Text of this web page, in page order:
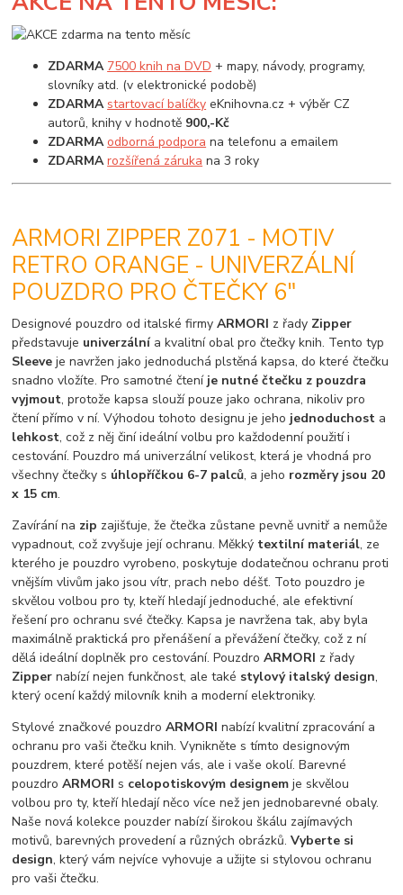
ZDARMA 7500 knih na DVD + mapy, návody, programy,
slovníky atd. (v elektronické podobě)
ZDARMA startovací balíčky eKnihovna.cz + výběr CZ
autorů, knihy v hodnotě 900,-Kč
ZDARMA odborná podpora na telefonu a emailem
ZDARMA rozšířená záruka na 3 roky
ARMORI ZIPPER Z071 - MOTIV
RETRO ORANGE - UNIVERZÁLNÍ
POUZDRO PRO ČTEČKY 6"
Designové pouzdro od italské firmyARMORI z řady Zipper
představuje univerzální a kvalitní obal pro čtečky knih. Tento typ
Sleeve je navržen jako jednoduchá plstěná kapsa, do které čtečku
snadno vložíte. Pro samotné čtení je nutné čtečku z pouzdra
vyjmout, protože kapsa slouží pouze jako ochrana, nikoliv pro
čtení přímo v ní. Výhodou tohoto designu je jeho jednoduchost a
lehkost, což z něj činí ideální volbu pro každodenní použití i
cestování. Pouzdro má univerzální velikost, která je vhodná pro
všechny čtečky s úhlopříčkou 6-7 palců, a jeho rozměry jsou 20
x 15 cm.
Zavírání na zip zajišťuje, že čtečka zůstane pevně uvnitř a nemůže
vypadnout, což zvyšuje její ochranu. Měkký textilní materiál, ze
kterého je pouzdro vyrobeno, poskytuje dodatečnou ochranu proti
vnějším vlivům jako jsou vítr, prach nebo déšť. Toto pouzdro je
skvělou volbou pro ty, kteří hledají jednoduché, ale efektivní
řešení pro ochranu své čtečky. Kapsa je navržena tak, aby byla
maximálně praktická pro přenášení a převážení čtečky, což z ní
dělá ideální doplněk pro cestování. PouzdroARMORI z řady
Zippernabízí nejen funkčnost, ale také stylový italský design,
který ocení každý milovník knih a moderní elektroniky.
Stylové značkové pouzdroARMORInabízí kvalitní zpracování a
ochranu pro vaši čtečku knih. Vynikněte s tímto designovým
pouzdrem, které potěší nejen vás, ale i vaše okolí. Barevné
pouzdroARMORI s celopotiskovým designem je skvělou
volbou pro ty, kteří hledají něco více než jen jednobarevné obaly.
Naše nová kolekce pouzder nabízí širokou škálu zajímavých
motivů, barevných provedení a různých obrázků.Vyberte si
design, který vám nejvíce vyhovuje a užijte si stylovou ochranu
pro vaši čtečku.